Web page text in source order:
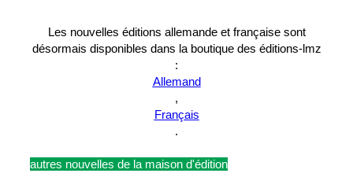
Les nouvelles éditions allemande et française sont
désormais disponibles dans la boutique des éditions-lmz
:
Allemand
,
Français
.
autres nouvelles de la maison d'édition